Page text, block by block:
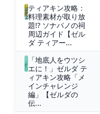
ティアキン攻略：
料理素材が取り放
題!? ソナパノの祠
周辺ガイド【ゼル
ダ ティアー...
「地底人をウツシ
エに！」ゼルダ テ
ィアキン攻略「メ
インチャレンジ
編」【ゼルダの
伝...